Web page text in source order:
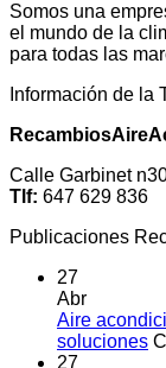
Somos una
el mundo de la
para todas las
Información de la
Calle Garbinet
Tlf: 647 629 836
Publicaciones
27
Abr
Aire
soluciones
27